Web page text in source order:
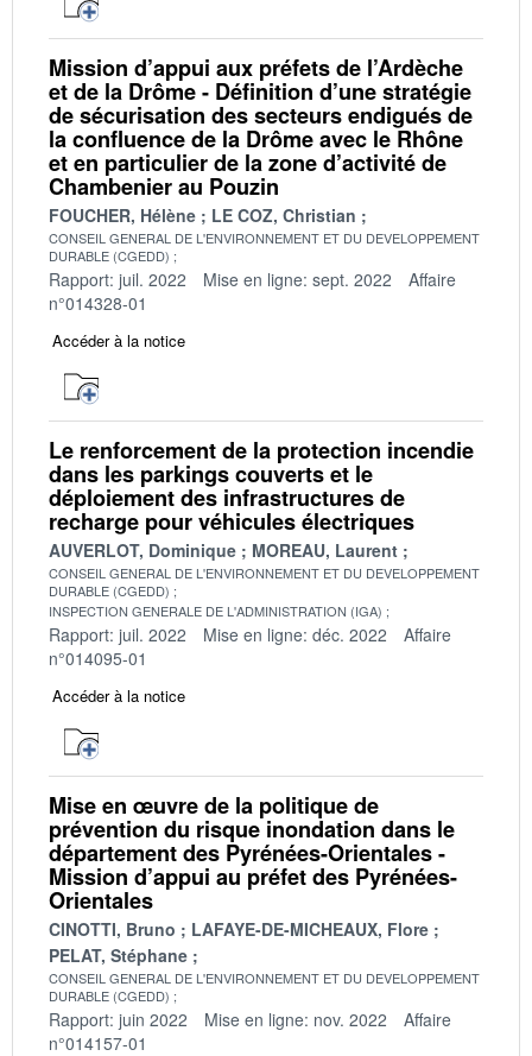
Mission d’appui aux préfets de l’Ardèche
et de la Drôme - Définition d’une stratégie
de sécurisation des secteurs endigués de
la confluence de la Drôme avec le Rhône
et en particulier de la zone d’activité de
Chambenier au Pouzin
FOUCHER, Hélène LE COZ, Christian
CONSEIL GENERAL DE L'ENVIRONNEMENT ET DU DEVELOPPEMENT
DURABLE (CGEDD)
Rapport: juil. 2022 Mise en ligne: sept. 2022
Affaire
n°014328-01
Accéder à la notice
Le renforcement de la protection incendie
dans les parkings couverts et le
déploiement des infrastructures de
recharge pour véhicules électriques
AUVERLOT, Dominique MOREAU, Laurent
CONSEIL GENERAL DE L'ENVIRONNEMENT ET DU DEVELOPPEMENT
DURABLE (CGEDD)
INSPECTION GENERALE DE L'ADMINISTRATION (IGA)
Rapport: juil. 2022 Mise en ligne: déc. 2022
Affaire
n°014095-01
Accéder à la notice
Mise en œuvre de la politique de
prévention du risque inondation dans le
département des Pyrénées-Orientales -
Mission d’appui au préfet des Pyrénées-
Orientales
CINOTTI, Bruno
LAFAYE-DE-MICHEAUX, Flore
PELAT, Stéphane
CONSEIL GENERAL DE L'ENVIRONNEMENT ET DU DEVELOPPEMENT
DURABLE (CGEDD)
Rapport: juin 2022 Mise en ligne: nov. 2022
Affaire
n°014157-01